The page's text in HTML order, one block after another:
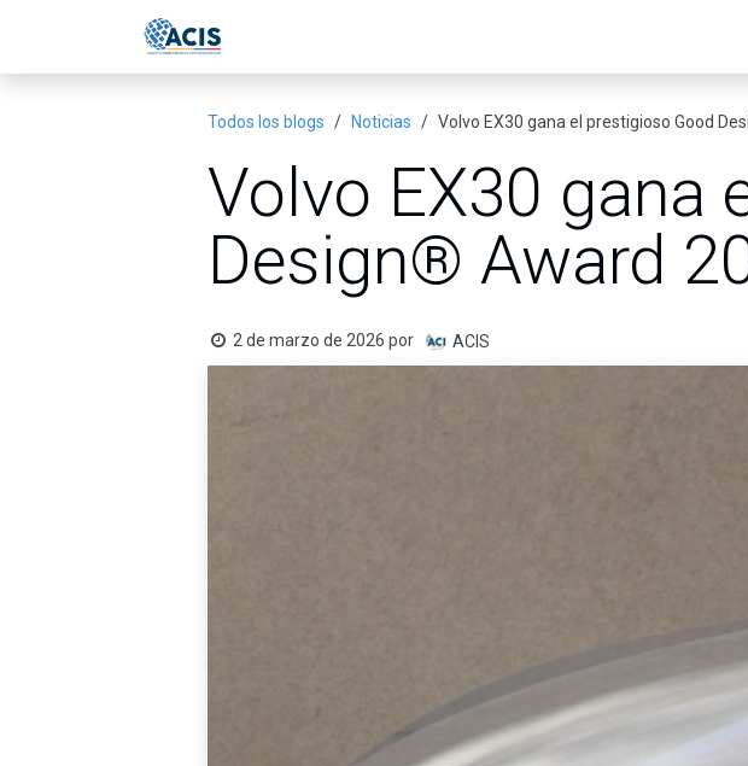
Todos los blogs Noticias Volvo EX30 gana el prestigioso Good
Volvo EX30 gana
Design® Award
2 de marzo de 2026 por ACIS